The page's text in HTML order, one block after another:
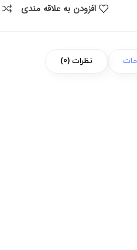
افزودن به علاقه مندی
نظرات (0)